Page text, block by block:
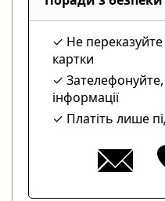
Не переказуйте
картки
інформації
Платіть лише